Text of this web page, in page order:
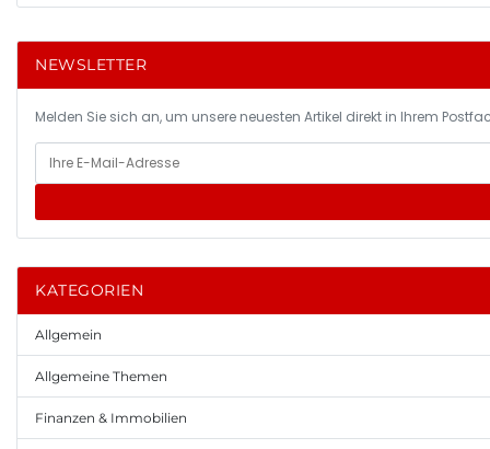
NEWSLETTER
Melden Sie sich an, um unsere neuesten Artikel direkt in Ihrem
KATEGORIEN
Allgemein
Allgemeine Themen
Finanzen & Immobilien